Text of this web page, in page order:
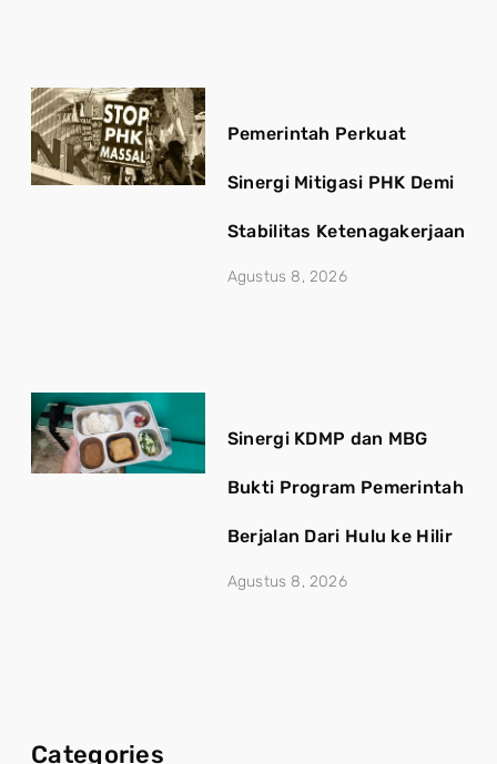
Pemerintah Perkuat
Sinergi Mitigasi PHK Demi
Stabilitas Ketenagakerjaan
Agustus 8, 2026
Sinergi KDMP dan MBG
Bukti Program Pemerintah
Berjalan Dari Hulu ke Hilir
Agustus 8, 2026
Categories